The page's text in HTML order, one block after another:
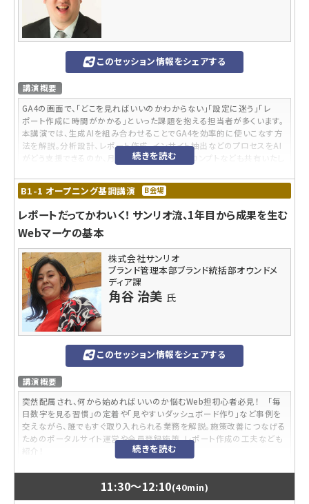
このセッション情報をシェアする
講演概要
GA4の画面で、「どこを見ればいいのかわからない」「設定に迷う」「レ
ポート作成に時間がかかる」といった課題を抱える担当者が多くいます。
本講演では、生成AIを組み合わせることでGA4を効率的に使いこなす方
法を解説。分析設計、レポート作成、インサイト抽出などのプロセスをAI
がどう支援できるのか、月次レポート作成のプロンプトなども共有いたし
内容レベル
入門、脱初級、中級
参加対象者
GA4 を業務で利用している人
受講するメリット
AIが本当にGA4を活用する上での業務に役立つかを理解し、今後、業務
にどのように取り込んでいくかを考えるきっかけになります。
こんなニーズや悩みに答えられる内容です
GA4が難しいと思っている方、またそこから気づきを発見して改善案を出
すのが大変と思っている方。
講師プロフィール
小川 卓 氏
ウェブアナリストとしてリクルート、サイバーエージェント、アマゾンジャパ
ン等で勤務後、独立。ウェブ解析の啓蒙・浸透に従事。株式会社HAPPY
ANALYTICS代表取締役。主な著書に『ウェブ分析論』『ウェブ分析レポー
ティング講座』『Webサイト分析・改善の教科書』『「やりたいこと」からパッ
と引ける Google アナリティクス４ 分析・設定のすべてがわかる本』な
続きを読む
B1-1 オープニング基調講演 B会場
レポートだってかわいく！ サンリオ流、1年目から成果を生む
Webマーケの基本
株式会社サンリオ
ブランド管理本部ブランド統括部オウンドメ
ディア課
角谷 治美 氏
このセッション情報をシェアする
講演概要
突然配属され、何から始めればいいのか悩むWeb担初心者必見！ 「毎
日数字を見る習慣」の定着や「見やすいダッシュボード作り」など事例を
交えながら、誰でもすぐ取り入れられる業務を解説。施策改善につなげる
ためのポータルサイト運営や会員登録施策、レポート作成の工夫なども
紹介！
内容レベル
続きを読む
11:30～12:10(40min)